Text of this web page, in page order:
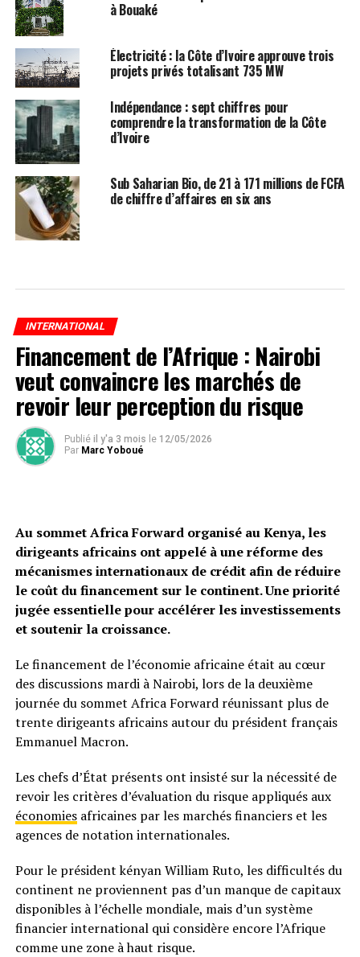
à Bouaké
Électricité : la Côte d’Ivoire approuve trois
projets privés totalisant 735 MW
Indépendance : sept chiffres pour
comprendre la transformation de la Côte
d’Ivoire
Sub Saharian Bio, de 21 à 171 millions de FCFA
de chiffre d’affaires en six ans
INTERNATIONAL
Financement de l’Afrique : Nairobi
veut convaincre les marchés de
revoir leur perception du risque
Publié il y'a 3 mois le 12/05/2026
Par Marc Yoboué
Au sommet Africa Forward organisé au Kenya, les
dirigeants africains ont appelé à une réforme des
mécanismes internationaux de crédit afin de réduire
le coût du financement sur le continent. Une priorité
jugée essentielle pour accélérer les investissements
et soutenir la croissance.
Le financement de l’économie africaine était au cœur
des discussions mardi à Nairobi, lors de la deuxième
journée du sommet Africa Forward réunissant plus de
trente dirigeants africains autour du président français
Emmanuel Macron.
Les chefs d’État présents ont insisté sur la nécessité de
revoir les critères d’évaluation du risque appliqués aux
économiesafricaines par les marchés financiers et les
agences de notation internationales.
Pour le président kényan William Ruto, les difficultés du
continent ne proviennent pas d’un manque de capitaux
disponibles à l’échelle mondiale, mais d’un système
financier international qui considère encore l’Afrique
comme une zone à haut risque.